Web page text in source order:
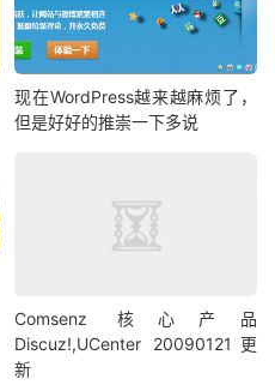
现在WordPress越来越麻烦了，
但是好好的推崇一下多说
Comsenz 核心产品
Discuz!,UCenter 20090121更
新